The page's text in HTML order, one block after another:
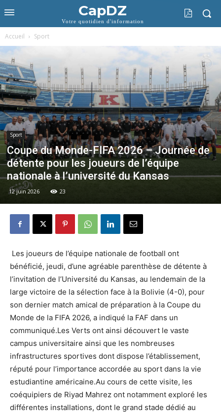
CapDZ
Votre quotidien d'information
Accueil Sport
Sport
Coupe du Monde-FIFA 2026 – Journée de
détente pour les joueurs de l’équipe
nationale à l’université du Kansas
12 juin 2026 23
Les joueurs de l’équipe nationale de football ont
bénéficié, jeudi, d’une agréable parenthèse de détente à
l’invitation de l’Université du Kansas, au lendemain de la
large victoire de la sélection face à la Bolivie (4-0), pour
son dernier match amical de préparation à la Coupe du
Monde de la FIFA 2026, a indiqué la FAF dans un
communiqué.Les Verts ont ainsi découvert le vaste
campus universitaire ainsi que les nombreuses
infrastructures sportives dont dispose l’établissement,
réputé pour l’importance accordée au sport dans la vie
estudiantine américaine.Au cours de cette visite, les
coéquipiers de Riyad Mahrez ont notamment exploré les
différentes installations, dont le grand stade dédié au